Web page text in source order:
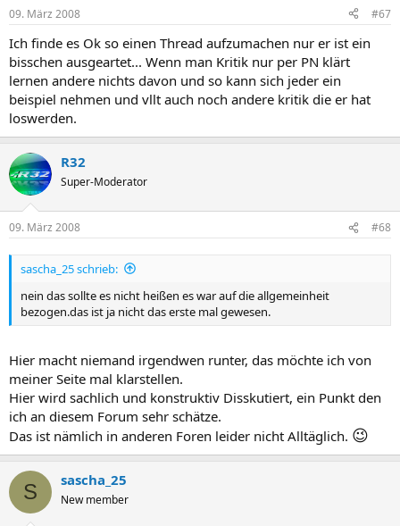
09. März 2008 #67
Ich finde es Ok so einen Thread aufzumachen nur er ist ein
bisschen ausgeartet... Wenn man Kritik nur per PN klärt
lernen andere nichts davon und so kann sich jeder ein
beispiel nehmen und vllt auch noch andere kritik die er hat
loswerden.
R32
Super-Moderator
09. März 2008 #68
sascha_25 schrieb:
nein das sollte es nicht heißen es war auf die allgemeinheit
bezogen.das ist ja nicht das erste mal gewesen.
Hier macht niemand irgendwen runter, das möchte ich von
meiner Seite mal klarstellen.
Hier wird sachlich und konstruktiv Disskutiert, ein Punkt den
ich an diesem Forum sehr schätze.
Das ist nämlich in anderen Foren leider nicht Alltäglich. 😉
S sascha_25
New member